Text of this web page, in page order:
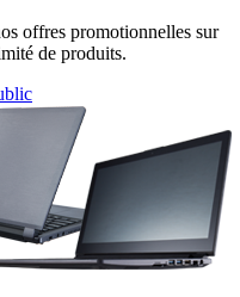
offres promotionnelles sur
de produits.